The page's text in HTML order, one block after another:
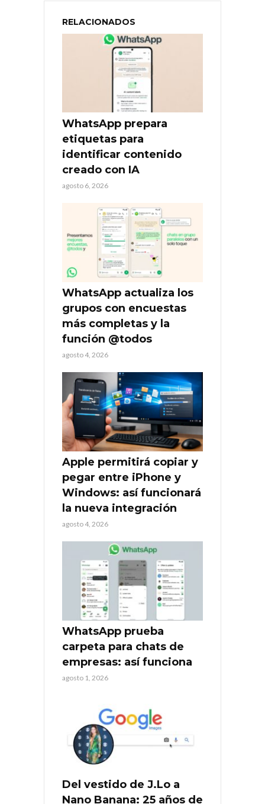
RELACIONADOS
WhatsApp prepara
etiquetas para
identificar contenido
creado con IA
agosto 6, 2026
WhatsApp actualiza los
grupos con encuestas
más completas y la
función @todos
agosto 4, 2026
Apple permitirá copiar y
pegar entre iPhone y
Windows: así funcionará
la nueva integración
agosto 4, 2026
WhatsApp prueba
carpeta para chats de
empresas: así funciona
agosto 1, 2026
Del vestido de J.Lo a
Nano Banana: 25 años de